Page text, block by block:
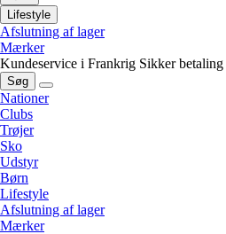
Lifestyle
Afslutning af lager
Mærker
Kundeservice i Frankrig Sikker betaling
Søg
Nationer
Clubs
Trøjer
Sko
Udstyr
Børn
Lifestyle
Afslutning af lager
Mærker